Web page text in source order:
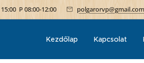
P 08:00-12:00 polgarorvp@gmail.com
Kezdőlap Kapcsolat